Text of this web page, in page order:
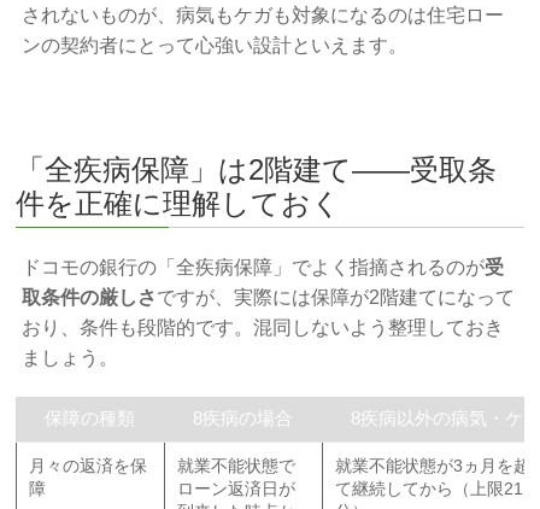
されないものが、病気もケガも対象になるのは住宅ロー
ンの契約者にとって心強い設計といえます。
「全疾病保障」は2階建て——受取条
件を正確に理解しておく
ドコモの銀行の「全疾病保障」でよく指摘されるのが受
取条件の厳しさですが、実際には保障が2階建てになって
おり、条件も段階的です。混同しないよう整理しておき
ましょう。
保障の種類 8疾病の場合 8疾病以外の病気・ケ
月々の返済を保
障
就業不能状態で
ローン返済日が
就業不能状態が3ヵ月を超
て継続してから（上限21回